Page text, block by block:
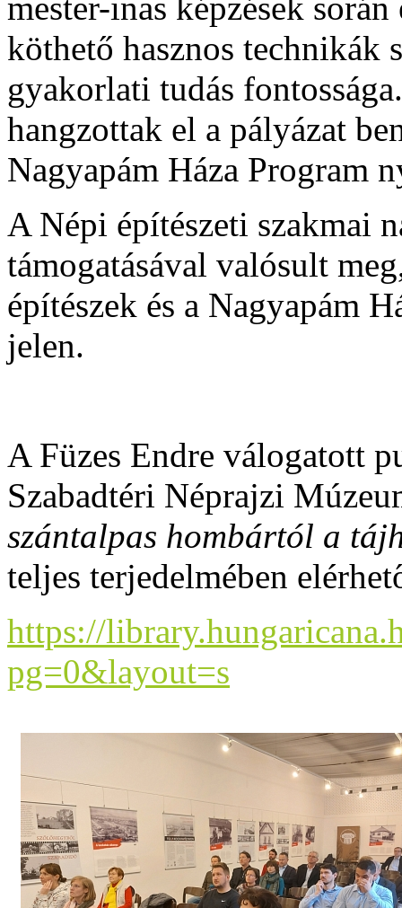
köthető hasznos technikák
gyakorlati tudás
hangzottak el a pályázat
Nagyapám Háza Program
A Népi építészeti szakmai
támogatásával valósult
építészek és a Nagyapám
jelen.
A Füzes Endre válogatott
Szabadtéri Néprajzi
szántalpas hombártól a
teljes terjedelmében
https://
pg=0&layout=s